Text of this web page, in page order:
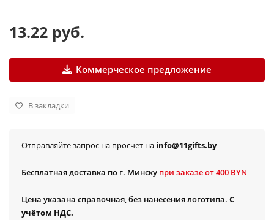
13.22 руб.
Коммерческое предложение
В закладки
Отправляйте запрос на просчет на info@11gifts.by
Бесплатная доставка по г. Минску при заказе от 400 BYN
Цена указана справочная, без нанесения логотипа. С
учётом НДС.